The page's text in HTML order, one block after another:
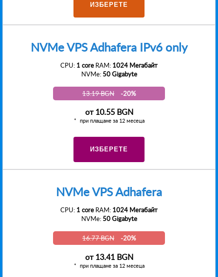
ИЗБЕРЕТЕ
NVMe VPS Adhafera IPv6 only
CPU: 1 core RAM: 1024 Мегабайт
NVMe:50 Gigabyte
13.19 BGN -20%
от10.55 BGN
при плащане за 12 месеца
ИЗБЕРЕТЕ
NVMe VPS Adhafera
CPU: 1 core RAM: 1024 Мегабайт
NVMe:50 Gigabyte
16.77 BGN -20%
от13.41 BGN
при плащане за 12 месеца